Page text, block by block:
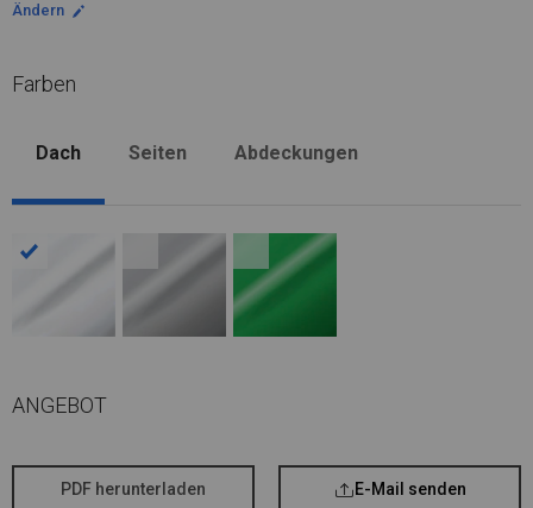
Ändern
Farben
Dach Seiten Abdeckungen
ANGEBOT
PDF herunterladen E-Mail senden